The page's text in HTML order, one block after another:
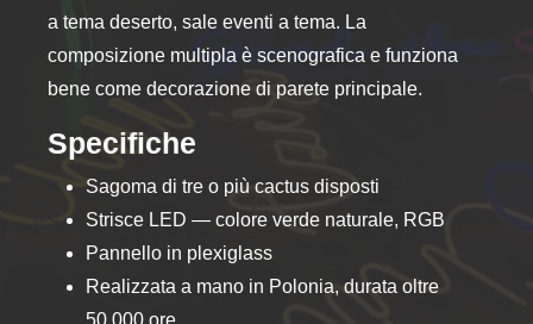
a tema deserto, sale eventi a tema. La
composizione multipla è scenografica e funziona
bene come decorazione di parete principale.
Specifiche
Sagoma di tre o più cactus disposti
Strisce LED — colore verde naturale, RGB
Pannello in plexiglass
Realizzata a mano in Polonia, durata oltre
50.000 ore